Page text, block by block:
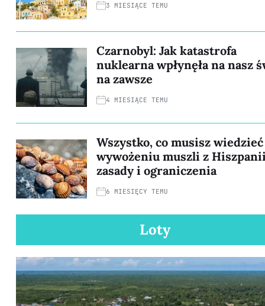
3 MIESIĄCE TEMU
Czarnobyl: Jak katastrofa
nuklearna wpłynęła na nasz
na zawsze
4 MIESIĄCE TEMU
Wszystko, co musisz wiedzieć
wywożeniu muszli z
zasady i ograniczenia
6 MIESIĘCY TEMU
Loty